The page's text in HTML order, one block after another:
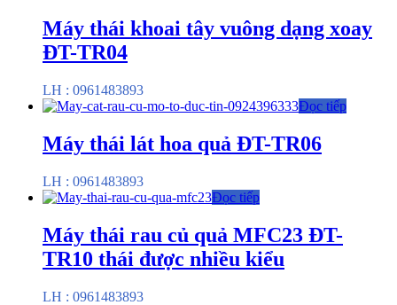
Máy thái khoai tây vuông dạng xoay
ĐT-TR04
LH : 0961483893
Đọc tiếp
Máy thái lát hoa quả ĐT-TR06
LH : 0961483893
Đọc tiếp
Máy thái rau củ quả MFC23 ĐT-
TR10 thái được nhiều kiểu
LH : 0961483893